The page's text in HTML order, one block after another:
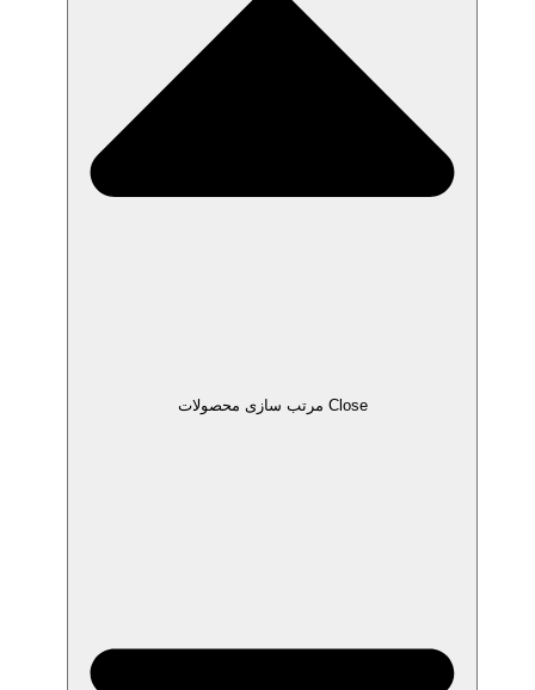
Close مرتب سازی محصولات